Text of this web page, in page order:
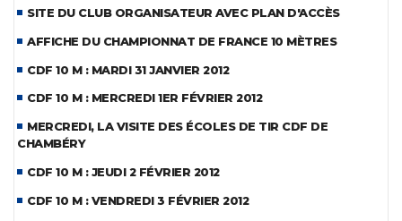
SITE DU CLUB ORGANISATEUR AVEC PLAN D'ACCÈS
AFFICHE DU CHAMPIONNAT DE FRANCE 10 MÈTRES
CDF 10 M : MARDI 31 JANVIER 2012
CDF 10 M : MERCREDI 1ER FÉVRIER 2012
MERCREDI, LA VISITE DES ÉCOLES DE TIR CDF DE
CHAMBÉRY
CDF 10 M : JEUDI 2 FÉVRIER 2012
CDF 10 M : VENDREDI 3 FÉVRIER 2012